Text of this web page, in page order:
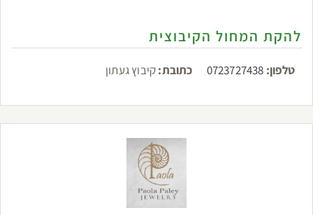
להקת המחול הקיבוצית
טלפון: 0723727438 כתובת:קיבוץ געתון